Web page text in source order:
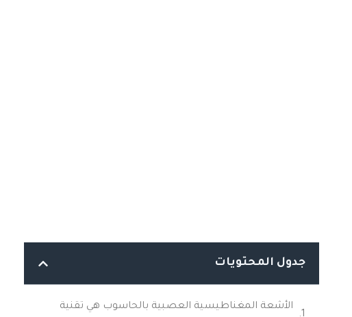
جدول المحتويات
الأشعة المغناطيسية العصبية بالحاسوب هي تقنية